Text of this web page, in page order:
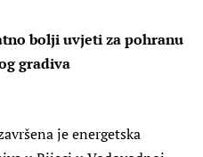
bolji uvjeti za pohranu
gradiva
je energetska